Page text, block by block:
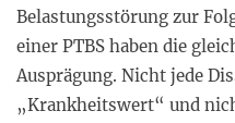
Belastungsstörung zur
einer PTBS haben die
Ausprägung. Nicht jede
„Krankheitswert“ und